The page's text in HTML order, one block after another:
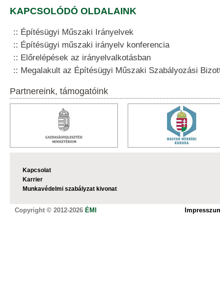
KAPCSOLÓDÓ OLDALAINK
Építésügyi Műszaki Irányelvek
Építésügyi műszaki irányelv konferencia
Előrelépések az irányelvalkotásban
Megalakult az Építésügyi Műszaki Szabályozási
Partnereink, támogatóink
Kapcsolat
Karrier
Munkavédelmi szabályzat kivonat
Copyright © 2012-2026 ÉMI